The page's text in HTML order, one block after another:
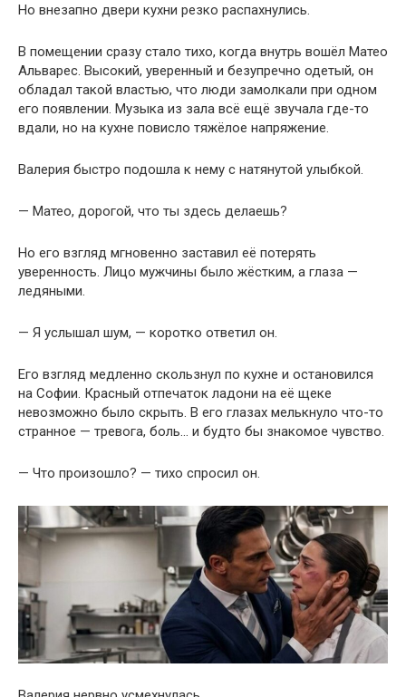
Но внезапно двери кухни резко распахнулись.
В помещении сразу стало тихо, когда внутрь вошёл Матео
Альварес. Высокий, уверенный и безупречно одетый, он
обладал такой властью, что люди замолкали при одном
его появлении. Музыка из зала всё ещё звучала где-то
вдали, но на кухне повисло тяжёлое напряжение.
Валерия быстро подошла к нему с натянутой улыбкой.
— Матео, дорогой, что ты здесь делаешь?
Но его взгляд мгновенно заставил её потерять
уверенность. Лицо мужчины было жёстким, а глаза —
ледяными.
— Я услышал шум, — коротко ответил он.
Его взгляд медленно скользнул по кухне и остановился
на Софии. Красный отпечаток ладони на её щеке
невозможно было скрыть. В его глазах мелькнуло что-то
странное — тревога, боль… и будто бы знакомое чувство.
— Что произошло? — тихо спросил он.